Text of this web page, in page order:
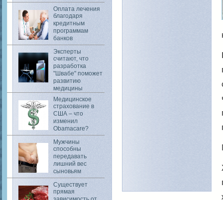
Оплата лечения
благодаря
кредитным
программам
банков
Эксперты
считают, что
разработка
"Швабе" поможет
развитию
медицины
Медицинское
страхование в
США – что
изменил
Obamacare?
Мужчины
способны
передавать
лишний вес
сыновьям
Существует
прямая